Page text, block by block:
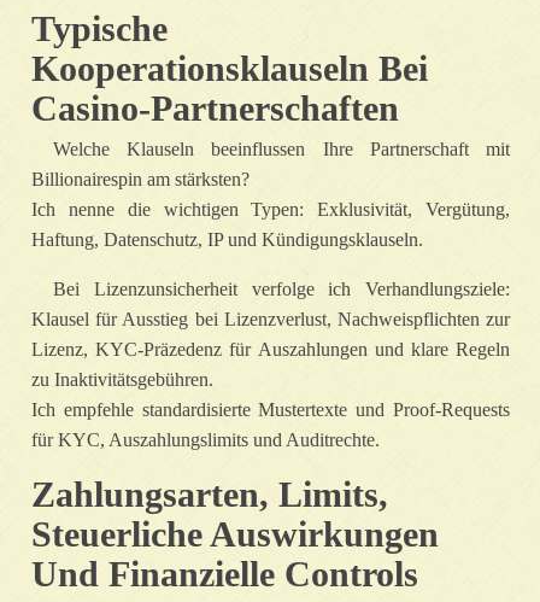
Typische
Kooperationsklauseln Bei
Casino‑Partnerschaften
Welche Klauseln beeinflussen Ihre Partnerschaft mit
Billionairespin am stärksten?
Ich nenne die wichtigen Typen: Exklusivität, Vergütung,
Haftung, Datenschutz, IP und Kündigungsklauseln.
Bei Lizenzunsicherheit verfolge ich Verhandlungsziele:
Klausel für Ausstieg bei Lizenzverlust, Nachweispflichten zur
Lizenz, KYC‑Präzedenz für Auszahlungen und klare Regeln
zu Inaktivitätsgebühren.
Ich empfehle standardisierte Mustertexte und Proof‑Requests
für KYC, Auszahlungslimits und Auditrechte.
Zahlungsarten, Limits,
Steuerliche Auswirkungen
Und Finanzielle Controls